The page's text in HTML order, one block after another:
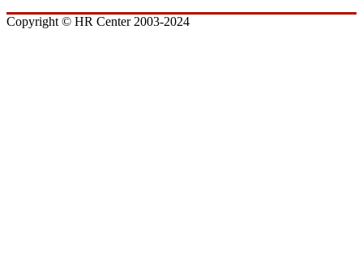
Copyright © HR Center 2003-2024